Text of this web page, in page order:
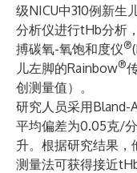
级NICU中310例新生
分析仪进行tHb分析
搏碳氧-氧饱和度仪®
儿左脚的Rainbow®
创测量值）。
研究人员采用Bland-
平均偏差为0.05克/
升。根据研究结果，
测量法可获得接近